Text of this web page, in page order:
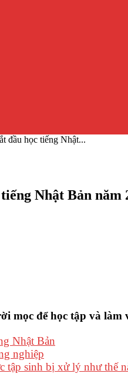
đầu học tiếng Nhật...
Nhật Bản năm
mọc để học tập và
Nhật Bản
nghiệp
tập sinh bị xử lý như thế